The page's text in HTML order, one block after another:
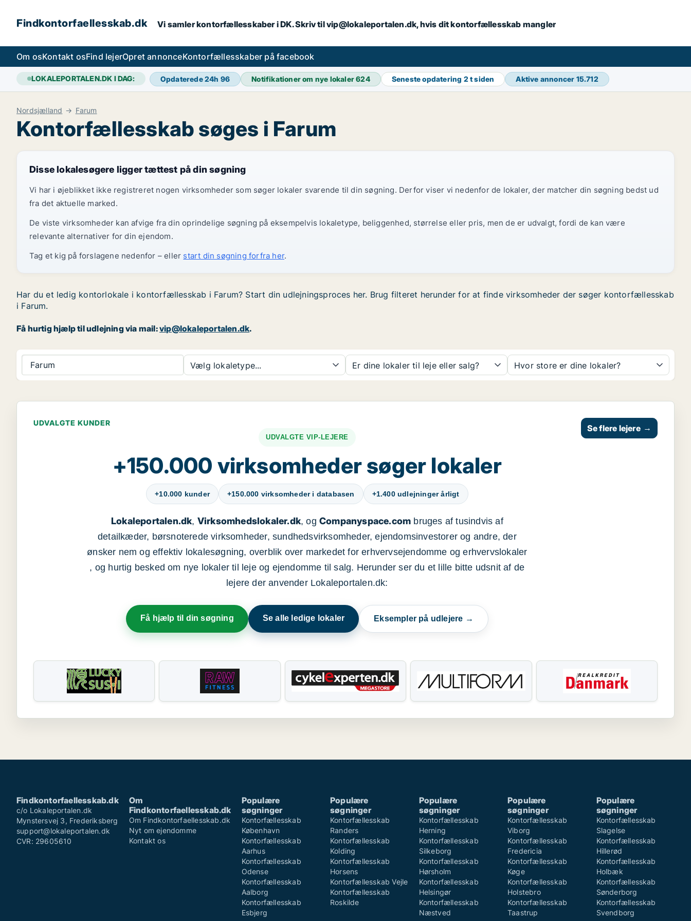
Findkontorfaellesskab.dk Vi samler kontorfællesskaber i DK. Skriv til vip@lokaleportalen.dk, hvis dit kontorfællesskab mangler
Om osKontakt osFind lejerOpret annonceKontorfællesskaber på facebook
LOKALEPORTALEN.DK I DAG: Opdaterede 24h 96 Notifikationer om nye lokaler624 Seneste opdatering 2 t siden Aktive annoncer 15.712
Nordsjælland Farum
Kontorfællesskab søges i Farum
Disse lokalesøgere ligger tættest på din søgning
Vi har i øjeblikket ikke registreret nogen virksomheder som søger lokaler svarende til din søgning. Derfor viser vi nedenfor de lokaler, der matcher din søgning bedst ud
fra det aktuelle marked.
De viste virksomheder kan afvige fra din oprindelige søgning på eksempelvis lokaletype, beliggenhed, størrelse eller pris, men de er udvalgt, fordi de kan være
relevante alternativer for din ejendom.
Tag et kig på forslagene nedenfor – eller start din søgning forfra her.
Har du et ledig kontorlokale i kontorfællesskab i Farum? Start din udlejningsproces her. Brug filteret herunder for at finde virksomheder der søger kontorfællesskab
i Farum.
Få hurtig hjælp til udlejning via mail:vip@lokaleportalen.dk.
Farum Vælg lokaletype... Er dine lokaler til leje eller salg? Hvor store er dine lokaler?
UDVALGTE KUNDER
UDVALGTE VIP-LEJERE
+150.000 virksomheder søger lokaler
+10.000 kunder +150.000 virksomheder i databasen +1.400 udlejninger årligt
Lokaleportalen.dk, Virksomhedslokaler.dk, og Companyspace.com bruges af tusindvis af
detailkæder, børsnoterede virksomheder, sundhedsvirksomheder, ejendomsinvestorer og andre, der
ønsker nem og effektiv lokalesøgning, overblik over markedet for erhvervsejendomme og erhvervslokaler
, og hurtig besked om nye lokaler til leje og ejendomme til salg. Herunder ser du et lille bitte udsnit af de
lejere der anvender Lokaleportalen.dk:
Få hjælp til din søgning Se alle ledige lokaler Eksempler på udlejere →
Se flere lejere →
Findkontorfaellesskab.dk
c/o Lokaleportalen.dk
Mynstersvej 3, Frederiksberg
support@lokaleportalen.dk
CVR: 29605610
Om
Findkontorfaellesskab.dk
Om Findkontorfaellesskab.dk
Nyt om ejendomme
Kontakt os
Populære
søgninger
Kontorfællesskab
København
Kontorfællesskab
Aarhus
Kontorfællesskab
Odense
Kontorfællesskab
Aalborg
Kontorfællesskab
Esbjerg
Populære
søgninger
Kontorfællesskab
Randers
Kontorfællesskab
Kolding
Kontorfællesskab
Horsens
Kontorfællesskab Vejle
Kontorfællesskab
Roskilde
Populære
søgninger
Kontorfællesskab
Herning
Kontorfællesskab
Silkeborg
Kontorfællesskab
Hørsholm
Kontorfællesskab
Helsingør
Kontorfællesskab
Næstved
Populære
søgninger
Kontorfællesskab
Viborg
Kontorfællesskab
Fredericia
Kontorfællesskab
Køge
Kontorfællesskab
Holstebro
Kontorfællesskab
Taastrup
Populære
søgninger
Kontorfællesskab
Slagelse
Kontorfællesskab
Hillerød
Kontorfællesskab
Holbæk
Kontorfællesskab
Sønderborg
Kontorfællesskab
Svendborg